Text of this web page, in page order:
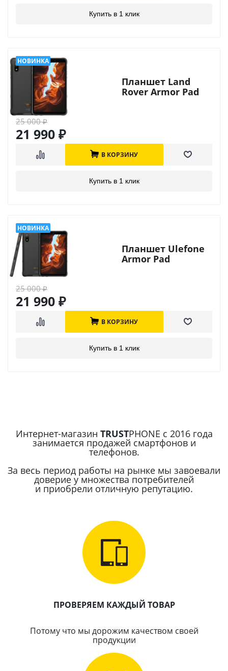
Купить в 1 клик
Планшет Land
Rover Armor Pad
25 000₽
21 990 ₽
В КОРЗИНУ
Купить в 1 клик
Планшет Ulefone
Armor Pad
25 000₽
21 990 ₽
В КОРЗИНУ
Купить в 1 клик
Интернет-магазин TRUSTPHONE с 2016 года
занимается продажей смартфонов и
телефонов.
За весь период работы на рынке мы завоевали
доверие у множества потребителей
и приобрели отличную репутацию.
ПРОВЕРЯЕМ КАЖДЫЙ ТОВАР
Потому что мы дорожим качеством своей
продукции